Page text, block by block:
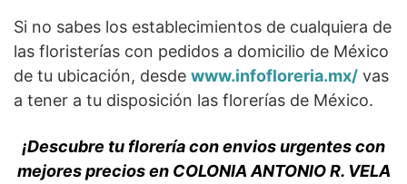
Si no sabes los establecimientos de cualquiera de
las floristerías con pedidos a domicilio de México
de tu ubicación, desde www.infofloreria.mx/ vas
a tener a tu disposición las florerías de México.
¡Descubre tu florería con envios urgentes con
mejores precios en COLONIA ANTONIO R. VELA